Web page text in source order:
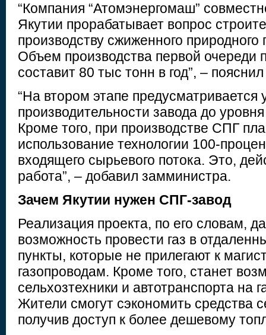
“Компания “Атомэнергомаш”
Якутии прорабатывает вопрос
производству сжиженного природного
Объем производства первой очереди
составит 80 тыс тонн в год”, –
“На втором этапе предусматривается
производительности завода до
Кроме того, при производстве СПГ
использование технологии 100-
входящего сырьевого потока. Это,
работа”, – добавил замминистра.
Зачем Якутии нужен СПГ-завод
Реализация проекта, по его словам,
возможность провести газ в
пункты, которые не прилегают к
газопроводам. Кроме того, станет
сельхозтехники и автотранспорта на
Жители смогут сэкономить средства
получив доступ к более дешевому